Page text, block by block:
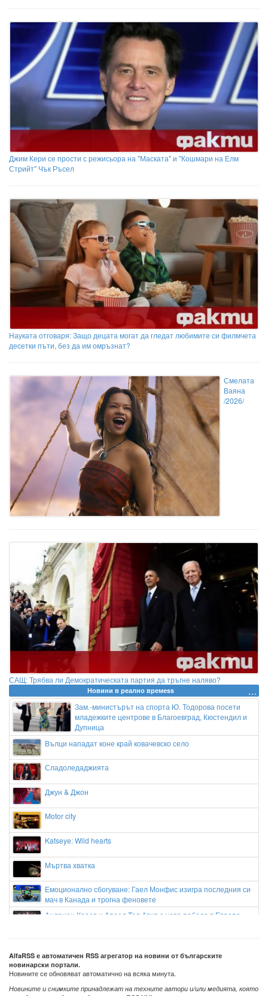
Джим Кери се прости с режисьора на "Маската" и "Кошмари на Елм
Стрийт" Чък Ръсел
Науката отговаря: Защо децата могат да гледат любимите си филмчета
десетки пъти, без да им омръзнат?
Смелата
Ваяна
/2026/
САЩ: Трябва ли Демократическата партия да тръгне наляво?
Новини в реално времеss
Зам.-министърът на спорта Ю. Тодорова посети
младежките центрове в Благоевград, Кюстендил и
Дупница
Вълци нападат коне край ковачевско село
Сладоледаджията
Джун & Джон
Motor city
Katseye: Wild hearts
Мъртва хватка
Емоционално сбогуване: Гаел Монфис изигра последния си
мач в Канада и трогна феновете
Андриан Краев и Апоел Тел Авив с нова победа в Европа
AlfaRSS е автоматичен RSS агрегатор на новини от българските
новинарски портали.
Новините се обновяват автоматично на всяка минута.
Новините и снимките принадлежат на техните автори и/или медията, която